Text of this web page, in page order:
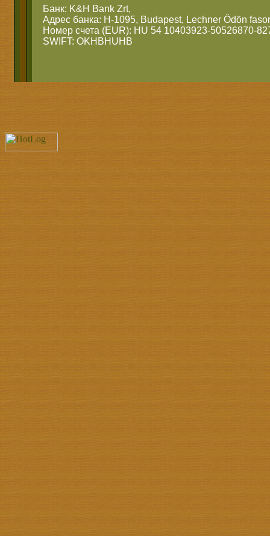
Банк: K&H Bank Zrt,
Адрес банка: H-1095, Budapest, Lechner Ödön
Номер счета (EUR): HU 54 10403923-50526870-
SWIFT: OKHBHUHB